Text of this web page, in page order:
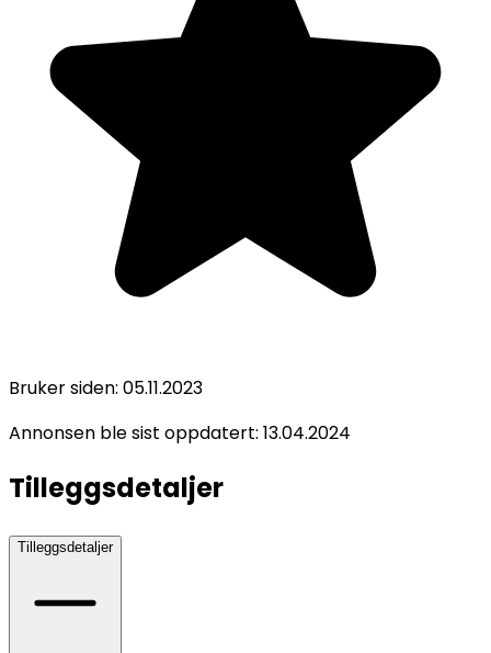
Bruker siden: 05.11.2023
Annonsen ble sist oppdatert: 13.04.2024
Tilleggsdetaljer
Tilleggsdetaljer